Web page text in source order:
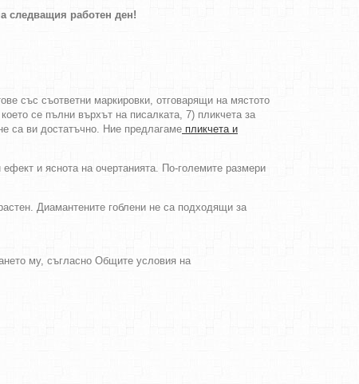
следващия работен ден!
със съответни маркировки, отговарящи на мястото
се пълни върхът на писалката, 7) пликчета за
са ви достатъчно. Ние предлагаме пликчета и
и яснота на очертанията. По-големите размери
Диамантените гоблени не са подходящи за
му, съгласно Общите условия на